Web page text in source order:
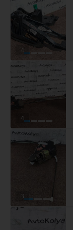
4
4
3